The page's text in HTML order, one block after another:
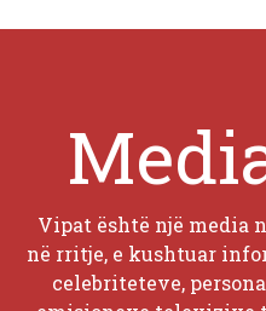
Vipat është një media
në rritje, e kushtuar
celebriteteve,